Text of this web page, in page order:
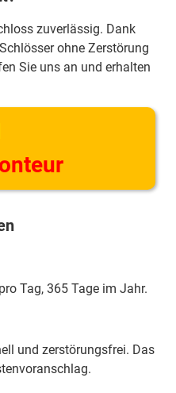
zuverlässig. Dank
ohne Zerstörung
Sie uns an und erhalten
Tag, 365 Tage im Jahr.
und zerstörungsfrei. Das